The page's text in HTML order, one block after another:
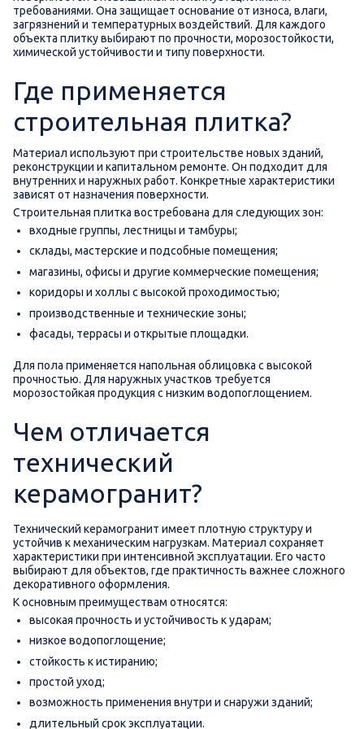
Утолщенный керамогранит >12мм Шахтинская плитка - Белая
требованиями. Она защищает основание от износа, влаги,
загрязнений и температурных воздействий. Для каждого
объекта плитку выбирают по прочности, морозостойкости,
химической устойчивости и типу поверхности.
Где применяется
строительная плитка?
Материал используют при строительстве новых зданий,
реконструкции и капитальном ремонте. Он подходит для
внутренних и наружных работ. Конкретные характеристики
зависят от назначения поверхности.
Строительная плитка востребована для следующих зон:
входные группы, лестницы и тамбуры;
склады, мастерские и подсобные помещения;
магазины, офисы и другие коммерческие помещения;
коридоры и холлы с высокой проходимостью;
производственные и технические зоны;
фасады, террасы и открытые площадки.
Для пола применяется напольная облицовка с высокой
прочностью. Для наружных участков требуется
морозостойкая продукция с низким водопоглощением.
Чем отличается
технический
керамогранит?
Технический керамогранит имеет плотную структуру и
устойчив к механическим нагрузкам. Материал сохраняет
характеристики при интенсивной эксплуатации. Его часто
выбирают для объектов, где практичность важнее сложного
декоративного оформления.
К основным преимуществам относятся:
высокая прочность и устойчивость к ударам;
низкое водопоглощение;
стойкость к истиранию;
простой уход;
возможность применения внутри и снаружи зданий;
длительный срок эксплуатации.